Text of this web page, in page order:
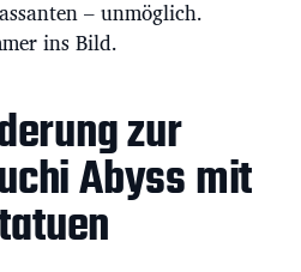
– unmöglich.
ins Bild.
zur
Abyss mit